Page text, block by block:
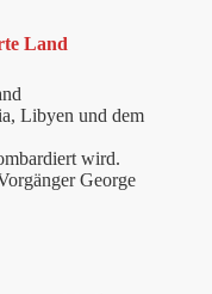
Land
Libyen und dem
wird.
George